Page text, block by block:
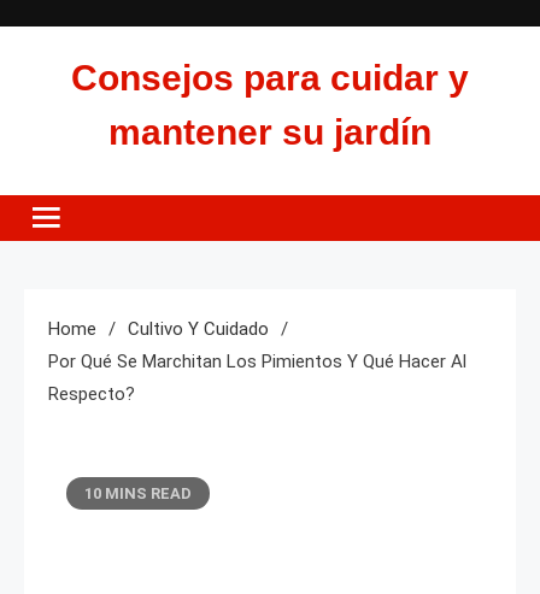
Consejos para cuidar y
mantener su jardín
Home
Cultivo Y Cuidado
Por Qué Se Marchitan Los Pimientos Y Qué Hacer Al
Respecto?
10 MINS READ